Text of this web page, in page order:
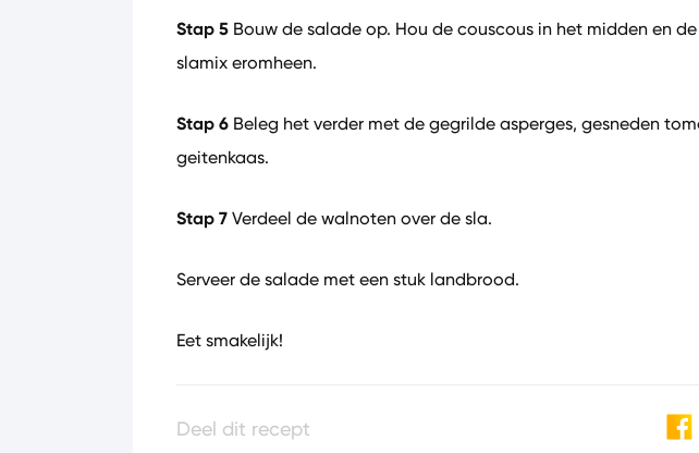
Stap 5 Bouw de salade op. Hou de couscous in het midden en
slamix eromheen.
Stap 6 Beleg het verder met de gegrilde asperges, gesneden
geitenkaas.
Stap 7 Verdeel de walnoten over de sla.
Serveer de salade met een stuk landbrood.
Eet smakelijk!
Deel dit recept